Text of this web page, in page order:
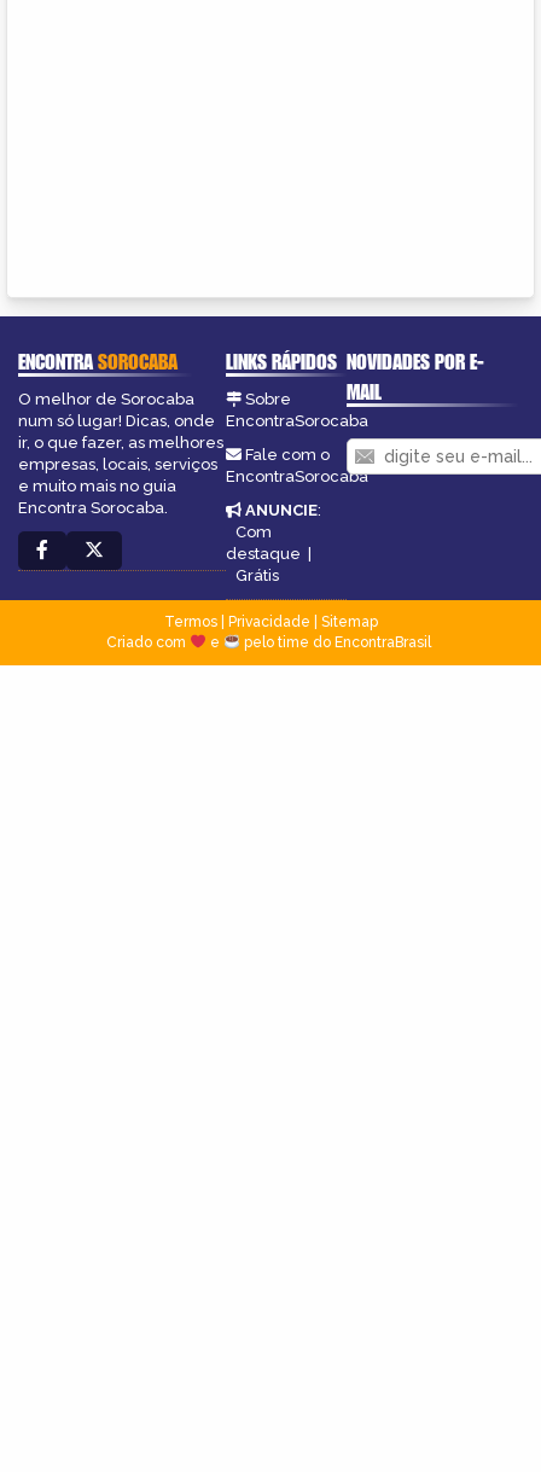
ENCONTRASOROCABA
O melhor de Sorocaba
num só lugar! Dicas, onde
ir, o que fazer, as melhores
empresas, locais, serviços
e muito mais no guia
Encontra Sorocaba.
LINKS RÁPIDOS
Sobre
EncontraSorocaba
Fale com o
EncontraSorocaba
ANUNCIE:
Com
destaque |
Grátis
NOVIDADES POR E-
MAIL
Termos| Privacidade
Sitemap
Criado com
e pelo time do EncontraBrasil